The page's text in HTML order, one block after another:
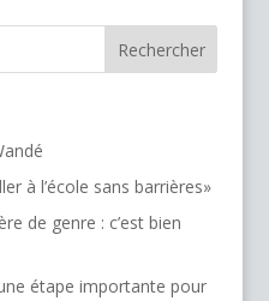
à l’école sans barrières»
de genre : c’est bien
étape importante pour